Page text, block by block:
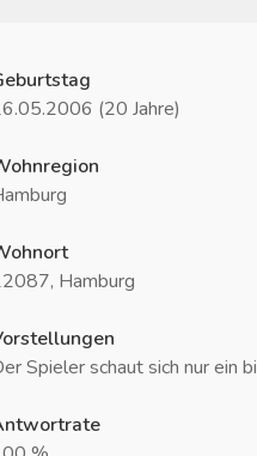
(20 Jahre)
Hamburg
Spieler schaut sich nur ein